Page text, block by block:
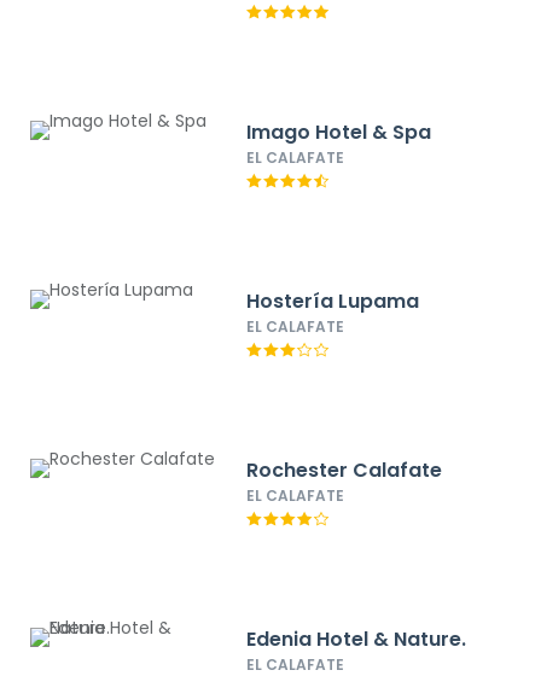
Imago Hotel & Spa
EL CALAFATE
Hostería Lupama
EL CALAFATE
Rochester Calafate
EL CALAFATE
Edenia Hotel & Nature.
EL CALAFATE